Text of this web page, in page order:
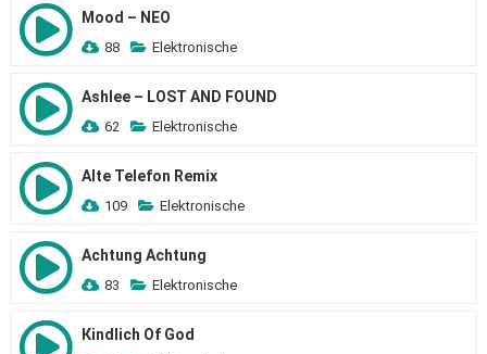
Mood – NEO
88 Elektronische
Ashlee – LOST AND FOUND
62 Elektronische
Alte Telefon Remix
109 Elektronische
Achtung Achtung
83 Elektronische
Кindlich Of God